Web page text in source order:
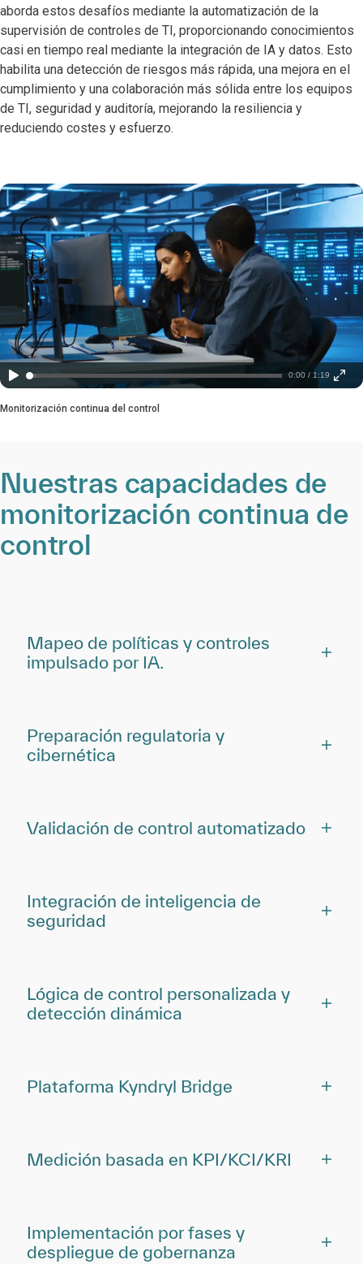
aborda estos desafíos mediante la automatización de la
supervisión de controles de TI, proporcionando conocimientos
casi en tiempo real mediante la integración de IA y datos. Esto
habilita una detección de riesgos más rápida, una mejora en el
cumplimiento y una colaboración más sólida entre los equipos
de TI, seguridad y auditoría, mejorando la resiliencia y
reduciendo costes y esfuerzo.
0:00 / 1:19
Monitorización continua del control
Nuestras capacidades de
monitorización continua de
control
Mapeo de políticas y controles
impulsado por IA.
Preparación regulatoria y
cibernética
Validación de control automatizado
Integración de inteligencia de
seguridad
Lógica de control personalizada y
detección dinámica
Plataforma Kyndryl Bridge
Medición basada en KPI/KCI/KRI
Implementación por fases y
despliegue de gobernanza